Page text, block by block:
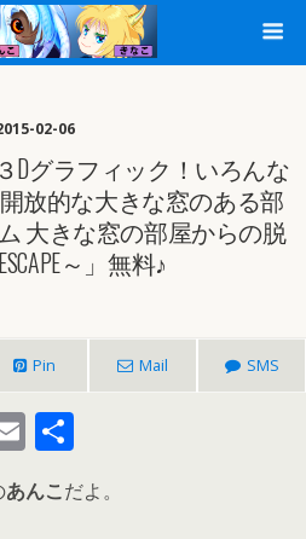
02-06
Dグラフィック！いろんな
放的な大きな窓のある部
大きな窓の部屋からの脱
～」無料♪
Pin Mail SMS
E
m
ai
有
あんこだよ。